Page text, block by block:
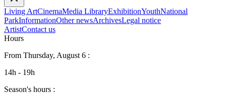
Living ArtCinemaMedia LibraryExhibitionYouthNational
ParkInformationOther newsArchivesLegal notice
ArtistContact us
Hours
From Thursday, August 6 :
14h - 19h
Season's hours :